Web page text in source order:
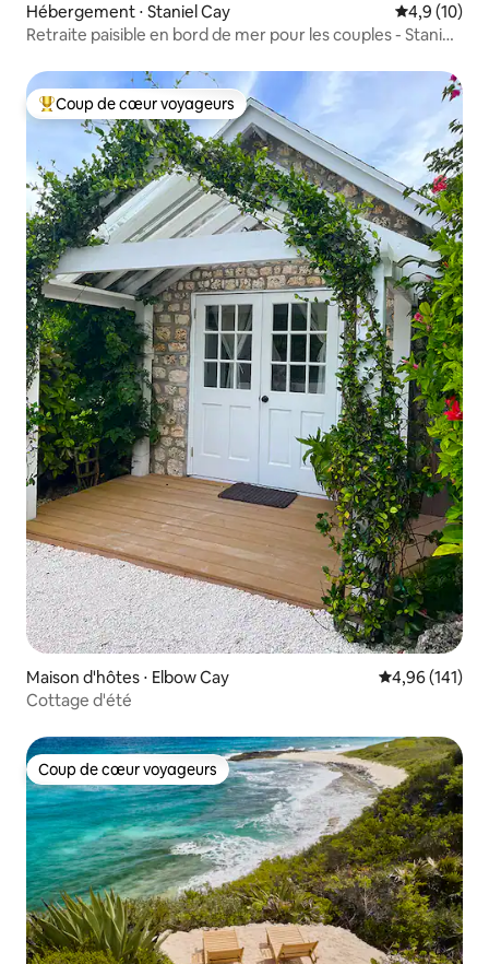
Hébergement ⋅ Staniel Cay Évaluation
4,9 (10)
Retraite paisible en bord de mer pour les couples - Staniel
Coups de cœur voyageurs les plus appréciés
Coup de cœur voyageurs
Maison d'hôtes ⋅ Elbow Cay Évaluation
4,96 (141)
Cottage d'été
Coup de cœur voyageurs
Coup de cœur voyageurs